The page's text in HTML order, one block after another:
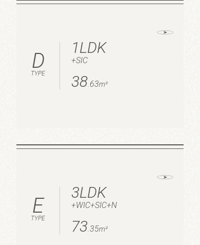
D
TYPE
1LDK
+SIC
38.63m²
E
TYPE
3LDK
+WIC+SIC+N
73.35m²